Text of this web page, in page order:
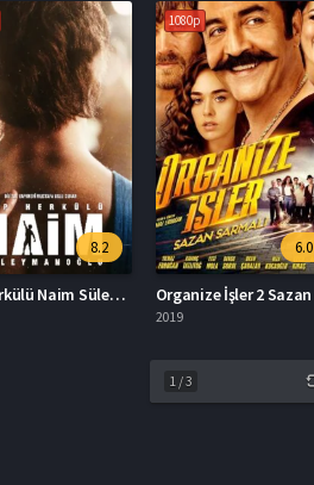
8.2
Cep Herkülü Naim Süleymanoğlu İzle
1080p
6.0
2019
1 /3